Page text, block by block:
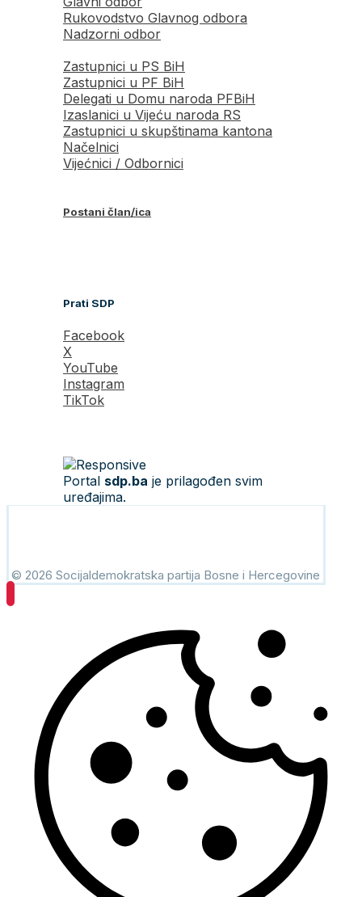
Rukovodstvo Glavnog odbora
Nadzorni odbor
Zastupnici u PS BiH
Zastupnici u PF BiH
Delegati u Domu naroda PFBiH
Izaslanici u Vijeću naroda RS
Zastupnici u skupštinama kantona
Načelnici
Vijećnici / Odbornici
Postani član/ica
Prati SDP
Facebook
X
YouTube
Instagram
TikTok
Portal sdp.ba je prilagođen svim
uređajima.
© 2026 Socijaldemokratska partija Bosne i Hercegovine